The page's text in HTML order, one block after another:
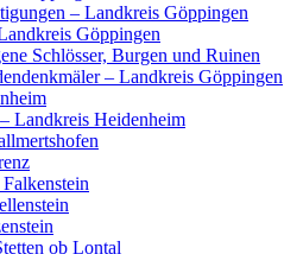
– Landkreis Göppingen
Göppingen
Schlösser, Burgen und Ruinen
– Landkreis Göppingen
Landkreis Heidenheim
ob Lontal